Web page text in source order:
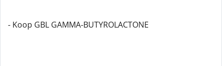
- Koop GBL GAMMA-BUTYROLACTONE